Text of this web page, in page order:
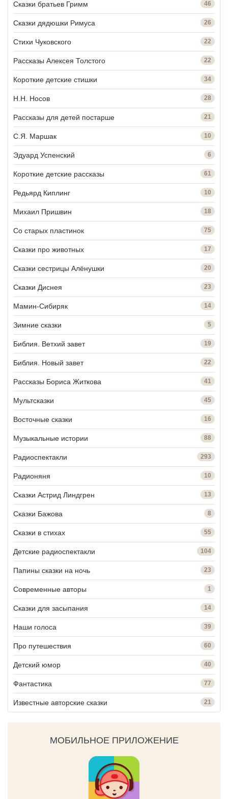
Сказки братьев Гримм 46
Сказки дядюшки Римуса 26
Стихи Чуковского 22
Рассказы Алексея Толстого 22
Короткие детские стишки 34
Н.Н. Носов 28
Рассказы для детей постарше 21
С.Я. Маршак 10
Эдуард Успенский 6
Короткие детские рассказы 61
Редьярд Киплинг 10
Михаил Пришвин 18
Со старых пластинок 75
Сказки про животных 17
Сказки сестрицы Алёнушки 20
Сказки Диснея 23
Мамин-Сибиряк 14
Зимние сказки 5
Библия. Ветхий завет 19
Библия. Новый завет 22
Рассказы Бориса Житкова 41
Мультсказки 45
Восточные сказки 16
Музыкальные истории 88
Радиоспектакли 293
Радионяня 10
Сказки Астрид Линдгрен 13
Сказки Бажова 8
Сказки в стихах 55
Детские радиоспектакли 104
Папины сказки на ночь 23
Современные авторы 1
Сказки для засыпания 14
Наши голоса 39
Про путешествия 60
Детский юмор 40
Фантастика 77
Известные авторские сказки 21
МОБИЛЬНОЕ ПРИЛОЖЕНИЕ